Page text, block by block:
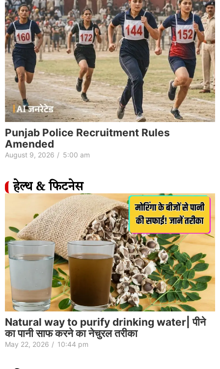
Punjab Police Recruitment Rules
Amended
August 9, 2026 / 5:00 am
हेल्थ & फिटनेस
Natural way to purify drinking water| पीने
का पानी साफ करने का नेचुरल तरीका
May 22, 2026 / 10:44 pm